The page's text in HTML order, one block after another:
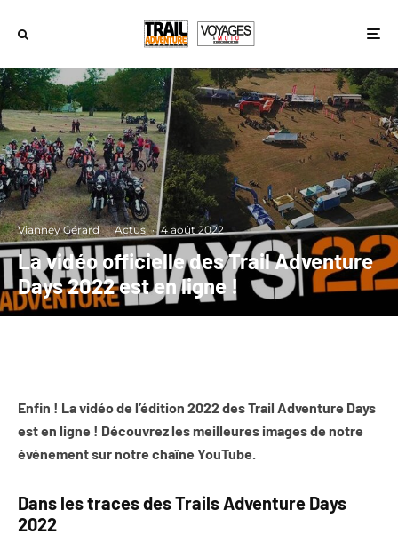
Vianney Gérard · Actus · 4 août 2022
La vidéo officielle des Trail Adventure
Days 2022 est en ligne !
Enfin ! La vidéo de l’édition 2022 des Trail Adventure Days
est en ligne ! Découvrez les meilleures images de notre
événement sur notre chaîne YouTube.
Dans les traces des Trails Adventure Days
2022